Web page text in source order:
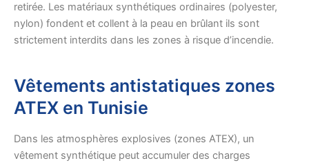
retirée. Les matériaux synthétiques ordinaires (polyester,
nylon) fondent et collent à la peau en brûlant ils sont
strictement interdits dans les zones à risque d’incendie.
Vêtements antistatiques zones
ATEX en Tunisie
Dans les atmosphères explosives (zones ATEX), un
vêtement synthétique peut accumuler des charges